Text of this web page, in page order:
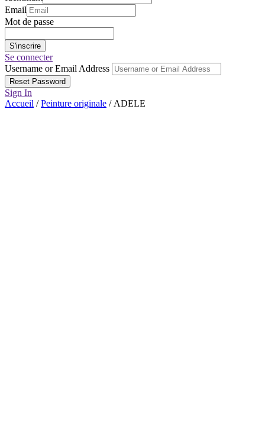
Email
Mot de passe
Se connecter
Username or Email Address
Sign In
Accueil /Peinture originale / ADELE